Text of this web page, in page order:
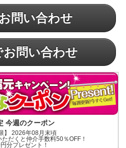
問い合わせ
お問い合わせ
今週のクーポン
】 2026年08月末頃
だくと仲介手数料50％OFF！
分プレゼント！